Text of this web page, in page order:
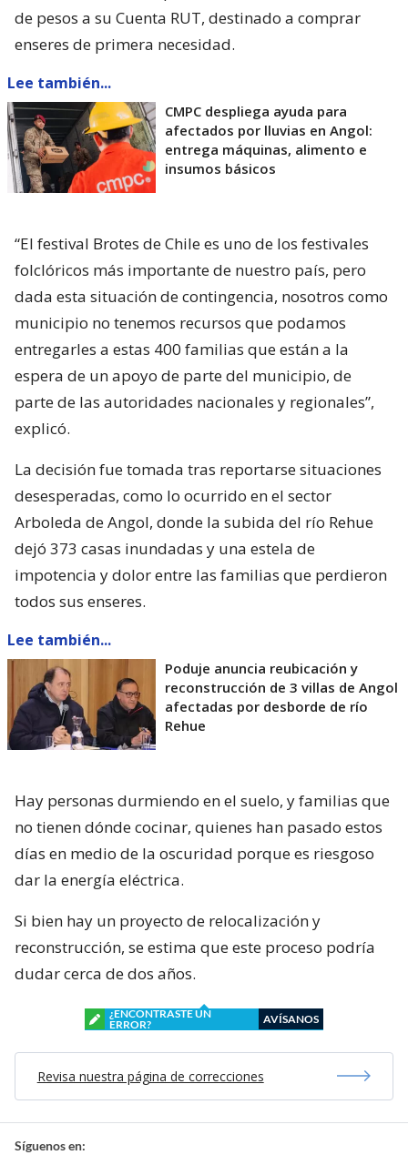
de pesos a su Cuenta RUT, destinado a comprar
enseres de primera necesidad.
Lee también...
CMPC despliega ayuda para
afectados por lluvias en Angol:
entrega máquinas, alimento e
insumos básicos
“El festival Brotes de Chile es uno de los festivales
folclóricos más importante de nuestro país, pero
dada esta situación de contingencia, nosotros como
municipio no tenemos recursos que podamos
entregarles a estas 400 familias que están a la
espera de un apoyo de parte del municipio, de
parte de las autoridades nacionales y regionales”,
explicó.
La decisión fue tomada tras reportarse situaciones
desesperadas, como lo ocurrido en el sector
Arboleda de Angol, donde la subida del río Rehue
dejó 373 casas inundadas y una estela de
impotencia y dolor entre las familias que perdieron
todos sus enseres.
Lee también...
Poduje anuncia reubicación y
reconstrucción de 3 villas de Angol
afectadas por desborde de río
Rehue
Hay personas durmiendo en el suelo, y familias que
no tienen dónde cocinar, quienes han pasado estos
días en medio de la oscuridad porque es riesgoso
dar la energía eléctrica.
Si bien hay un proyecto de relocalización y
reconstrucción, se estima que este proceso podría
dudar cerca de dos años.
¿ENCONTRASTE UN
ERROR?
AVÍSANOS
Revisa nuestra página de correcciones
Síguenos en: